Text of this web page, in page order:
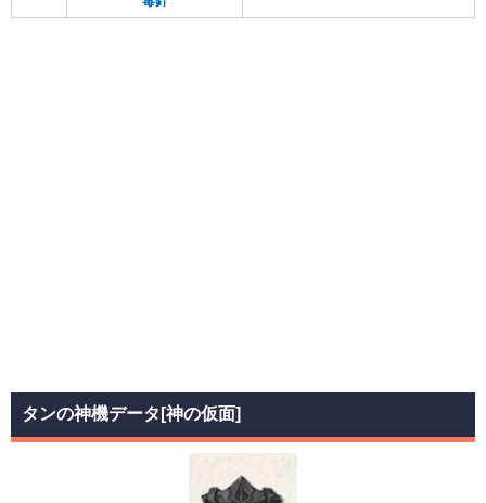
タンの神機データ[神の仮面]